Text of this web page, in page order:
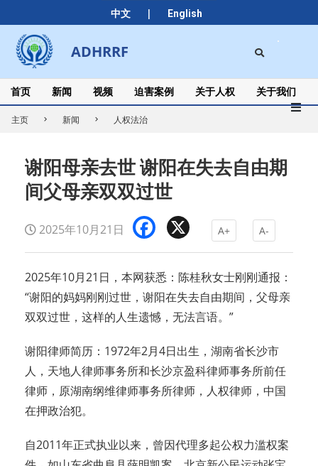
中文 | English
to
content
ADHRRF
Secondary
Navigation
Menu
首页 新闻 视频 迫害案例 关于人权 关于我们
主页 新闻 人权法治
谢阳母亲去世 谢阳在失去自由期
间父母亲双双过世
2025年10月21日 Facebook A+ A-
2025年10月21日，本网获悉：陈桂秋女士刚刚通报：
“谢阳的妈妈刚刚过世，谢阳在失去自由期间，父母亲
双双过世，这样的人生遗憾，无法言语。”
谢阳律师简历：1972年2月4日出生，湖南省长沙市
人，天地人律师事务所和长沙京盈科律师事务所前任
律师，原湖南纲维律师事务所律师，人权律师，中国
在押政治犯。
自2011年正式执业以来，曾因代理多起公权力滥权案